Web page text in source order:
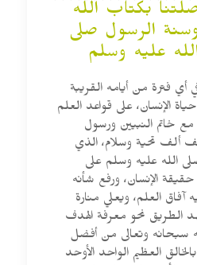
بكتاب الله
وسنة الرسول صلى
عليه وسلم
في أي فترة من أيامه القريبة
الإنسان، على قواعد العلم
خاتم النبيين ورسول
ألف تحية وسلام، الذي
الله عليه وسلم على
حقيقة الإنسان، ورفع شأنه
آفاق العلم، ويعلي منارة
الطريق نحو معرفة الهدف
سبحانه وتعالى من أفضل
العظيم الواحد الأوحد